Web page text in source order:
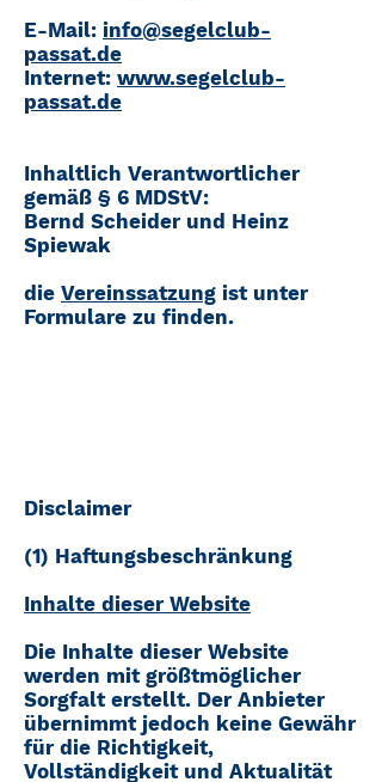
E-Mail: info@segelclub-
passat.de
Internet: www.segelclub-
passat.de
Inhaltlich Verantwortlicher
gemäß § 6 MDStV:
Bernd Scheider und Heinz
Spiewak
die Vereinssatzung ist unter
Formulare zu finden.
Disclaimer
(1) Haftungsbeschränkung
Inhalte dieser Website
Die Inhalte dieser Website
werden mit größtmöglicher
Sorgfalt erstellt. Der Anbieter
übernimmt jedoch keine Gewähr
für die Richtigkeit,
Vollständigkeit und Aktualität